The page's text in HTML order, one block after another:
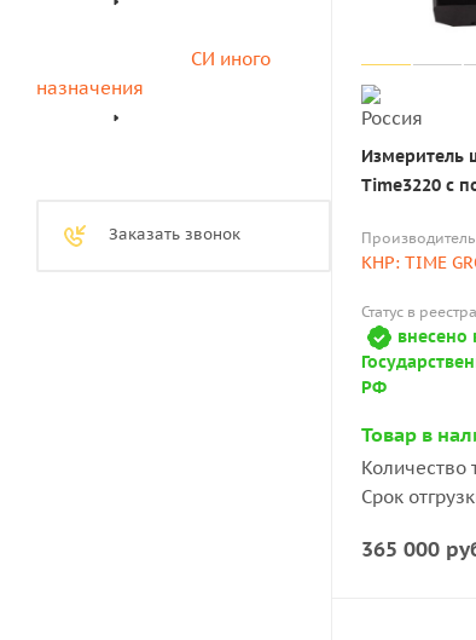
Измеритель
Time3220 с
Производитель
КНР: TIME
Статус в
внесено
РФ
Товар в
Количество
Срок
365 000
СИ иного
назначения
Заказать звонок